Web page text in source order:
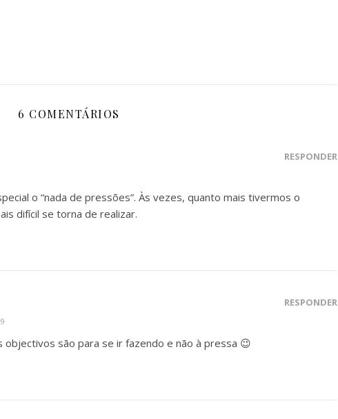
6 COMENTÁRIOS
RESPONDER
o “nada de pressões”. Às vezes, quanto mais tivermos o
difícil se torna de realizar.
RESPONDER
objectivos são para se ir fazendo e não à pressa 😉